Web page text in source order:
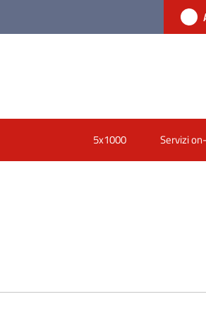
5x1000 Servizi